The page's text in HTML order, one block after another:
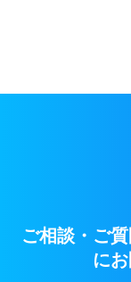
ご相談・ご
に